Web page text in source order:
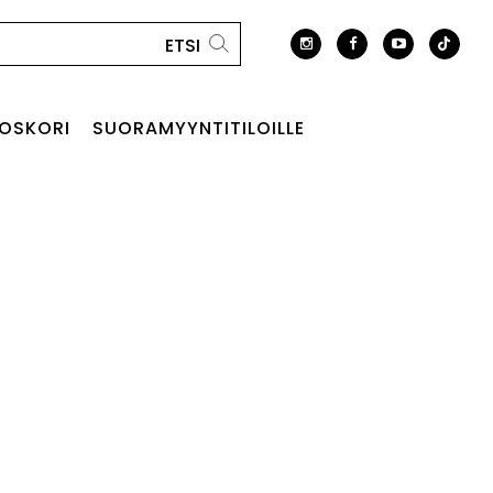
SUORAMYYNTITILOILLE